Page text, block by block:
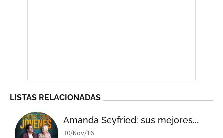
LISTAS RELACIONADAS
Amanda Seyfried: sus mejores...
30/Nov/16